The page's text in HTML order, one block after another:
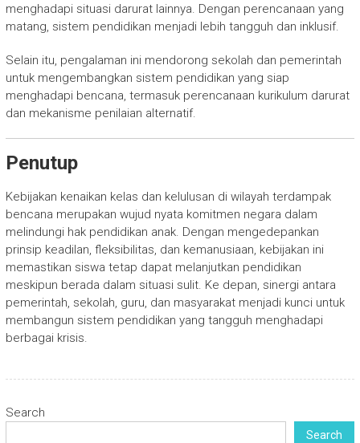
menghadapi situasi darurat lainnya. Dengan perencanaan yang
matang, sistem pendidikan menjadi lebih tangguh dan inklusif.
Selain itu, pengalaman ini mendorong sekolah dan pemerintah
untuk mengembangkan sistem pendidikan yang siap
menghadapi bencana, termasuk perencanaan kurikulum darurat
dan mekanisme penilaian alternatif.
Penutup
Kebijakan kenaikan kelas dan kelulusan di wilayah terdampak
bencana merupakan wujud nyata komitmen negara dalam
melindungi hak pendidikan anak. Dengan mengedepankan
prinsip keadilan, fleksibilitas, dan kemanusiaan, kebijakan ini
memastikan siswa tetap dapat melanjutkan pendidikan
meskipun berada dalam situasi sulit. Ke depan, sinergi antara
pemerintah, sekolah, guru, dan masyarakat menjadi kunci untuk
membangun sistem pendidikan yang tangguh menghadapi
berbagai krisis.
Search
Search